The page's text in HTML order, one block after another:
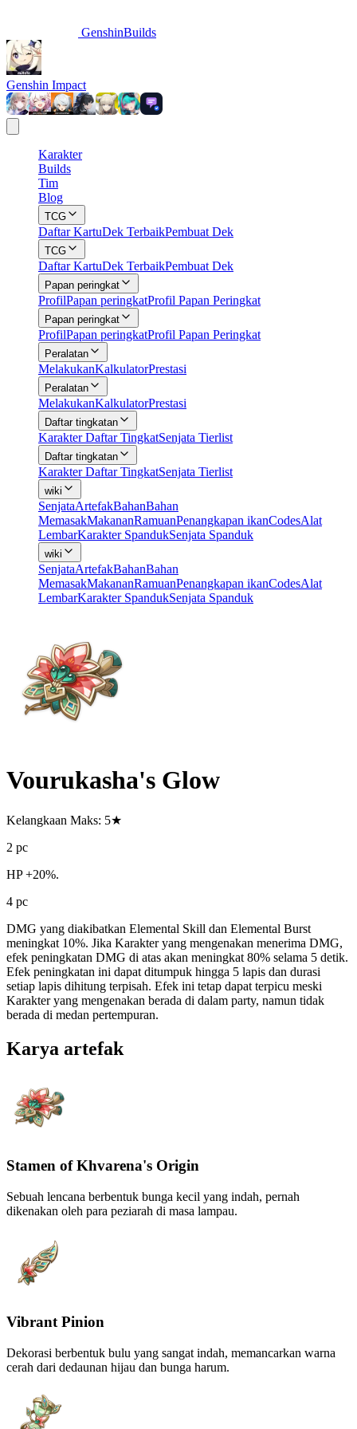
GenshinBuilds
Genshin Impact
Karakter
Builds
Tim
Blog
TCG
Daftar KartuDek TerbaikPembuat Dek
TCG
Daftar KartuDek TerbaikPembuat Dek
Papan peringkat
ProfilPapan peringkatProfil Papan Peringkat
Papan peringkat
ProfilPapan peringkatProfil Papan Peringkat
Peralatan
MelakukanKalkulatorPrestasi
Peralatan
MelakukanKalkulatorPrestasi
Daftar tingkatan
Karakter Daftar TingkatSenjata Tierlist
Daftar tingkatan
Karakter Daftar TingkatSenjata Tierlist
wiki
SenjataArtefakBahanBahan
MemasakMakananRamuanPenangkapan ikanCodesAlat
LembarKarakter SpandukSenjata Spanduk
wiki
SenjataArtefakBahanBahan
MemasakMakananRamuanPenangkapan ikanCodesAlat
LembarKarakter SpandukSenjata Spanduk
Vourukasha's Glow
Kelangkaan Maks: 5★
2 pc
HP +20%.
4 pc
DMG yang diakibatkan Elemental Skill dan Elemental Burst
meningkat 10%. Jika Karakter yang mengenakan menerima DMG,
efek peningkatan DMG di atas akan meningkat 80% selama 5 detik.
Efek peningkatan ini dapat ditumpuk hingga 5 lapis dan durasi
setiap lapis dihitung terpisah. Efek ini tetap dapat terpicu meski
Karakter yang mengenakan berada di dalam party, namun tidak
berada di medan pertempuran.
Karya artefak
Stamen of Khvarena's Origin
Sebuah lencana berbentuk bunga kecil yang indah, pernah
dikenakan oleh para peziarah di masa lampau.
Vibrant Pinion
Dekorasi berbentuk bulu yang sangat indah, memancarkan warna
cerah dari dedaunan hijau dan bunga harum.